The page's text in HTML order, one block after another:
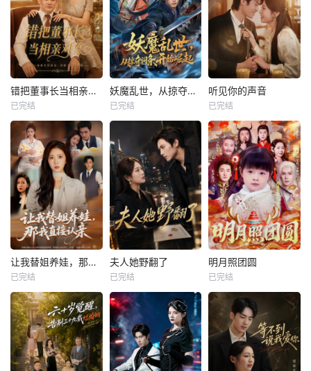
错把董事长当相亲对象
已完结
妖魔乱世，从掠夺词条开始崛起
已完结
听见你的声音
已完结
让我替姐养娃，那我直接认亲
已完结
夫人她野翻了
已完结
明月照团圆
已完结